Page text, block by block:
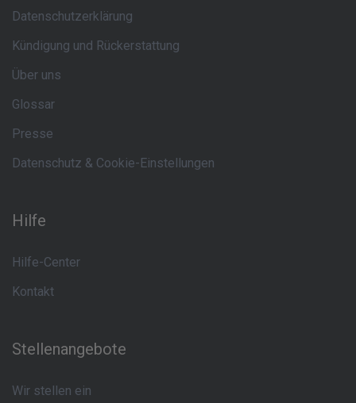
Datenschutzerklärung
Kündigung und Rückerstattung
Über uns
Glossar
Presse
Datenschutz & Cookie-Einstellungen
Hilfe
Hilfe-Center
Kontakt
Stellenangebote
Wir stellen ein